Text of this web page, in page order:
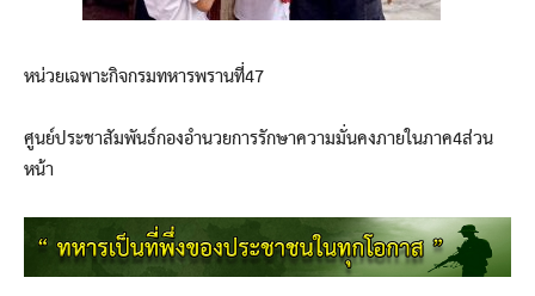
หน่วยเฉพาะกิจกรมทหารพรานที่47
ศูนย์ประชาสัมพันธ์กองอำนวยการรักษาความมั่นคงภายในภาค4ส่วน
หน้า